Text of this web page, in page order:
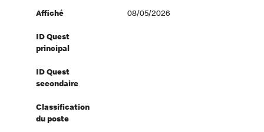
Affiché 08/05/2026
ID Quest
principal
ID Quest
secondaire
Classification
du poste